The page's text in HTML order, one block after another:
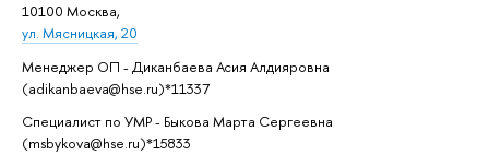
10100 Москва,
ул. Мясницкая, 20
Менеджер ОП - Диканбаева Асия Алдияровна
(adikanbaeva@hse.ru)*11337
Специалист по УМР - Быкова Марта Сергеевна
(msbykova@hse.ru)*15833